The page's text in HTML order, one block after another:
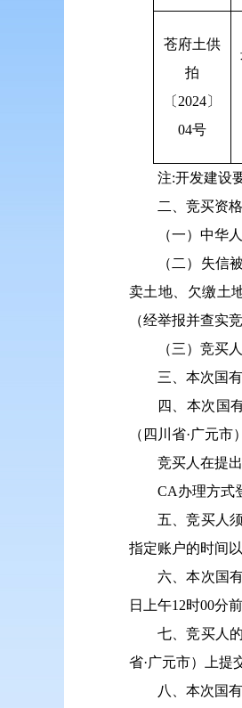
苍府土供
拍
〔2024〕
04号
注:开发建设
二、竞买资
（一）中华
（二）失信
卖土地、欠缴土
（经举报并查实
（三）竞买
三、本次国
四、本次国
（四川省·广元市
竞买人在提
CA办理方式
五、竞买人
指定账户的时间
六、本次国
日上午12时00分
七、竞买人
省·广元市）上提
八、本次国